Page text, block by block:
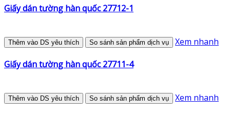
Giấy dán tường hàn quốc 27712-1
Thêm vào DS yêu thích So sánh sản phẩm dịch vụ Xem nhanh
Giấy dán tường hàn quốc 27711-4
Thêm vào DS yêu thích So sánh sản phẩm dịch vụ Xem nhanh